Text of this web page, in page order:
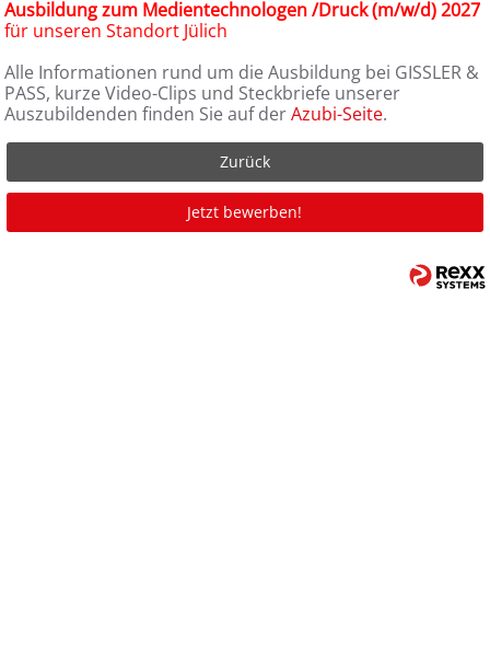
Ausbildung zum Medientechnologen /Druck (m/w/d) 2027
für unseren Standort Jülich
Alle Informationen rund um die Ausbildung bei GISSLER &
PASS, kurze Video-Clips und Steckbriefe unserer
Auszubildenden finden Sie auf derAzubi-Seite.
Zurück
Jetzt bewerben!